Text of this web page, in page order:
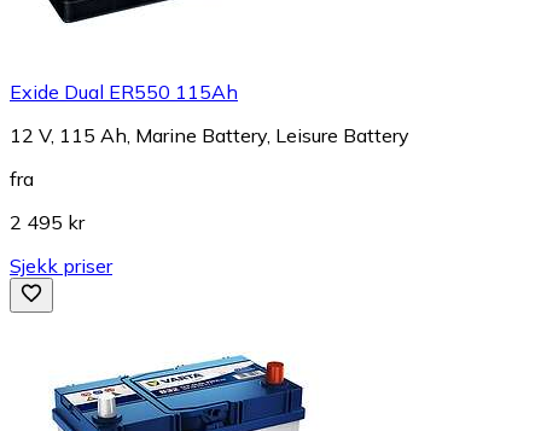
Exide Dual ER550 115Ah
12 V, 115 Ah, Marine Battery, Leisure Battery
fra
2 495 kr
Sjekk priser